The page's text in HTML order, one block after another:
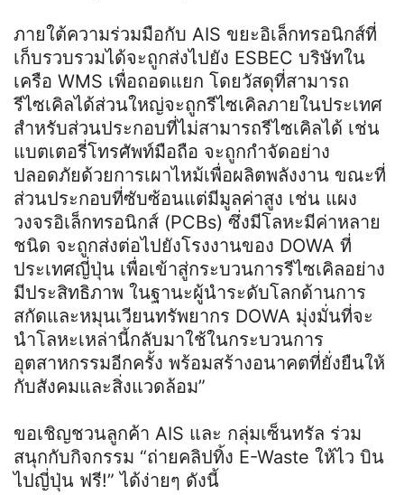
ภายใต้ความร่วมมือกับ AIS ขยะอิเล็กทรอนิกส์ที่
เก็บรวบรวมได้จะถูกส่งไปยัง ESBEC บริษัทใน
เครือ WMS เพื่อถอดแยก โดยวัสดุที่สามารถ
รีไซเคิลได้ส่วนใหญ่จะถูกรีไซเคิลภายในประเทศ
สำหรับส่วนประกอบที่ไม่สามารถรีไซเคิลได้ เช่น
แบตเตอรี่โทรศัพท์มือถือ จะถูกกำจัดอย่าง
ปลอดภัยด้วยการเผาไหม้เพื่อผลิตพลังงาน ขณะที่
ส่วนประกอบที่ซับซ้อนแต่มีมูลค่าสูง เช่น แผง
วงจรอิเล็กทรอนิกส์ (PCBs) ซึ่งมีโลหะมีค่าหลาย
ชนิด จะถูกส่งต่อไปยังโรงงานของ DOWA ที่
ประเทศญี่ปุ่น เพื่อเข้าสู่กระบวนการรีไซเคิลอย่าง
มีประสิทธิภาพ ในฐานะผู้นำระดับโลกด้านการ
สกัดและหมุนเวียนทรัพยากร DOWA มุ่งมั่นที่จะ
นำโลหะเหล่านี้กลับมาใช้ในกระบวนการ
อุตสาหกรรมอีกครั้ง พร้อมสร้างอนาคตที่ยั่งยืนให้
กับสังคมและสิ่งแวดล้อม”
ขอเชิญชวนลูกค้า AIS และ กลุ่มเซ็นทรัล ร่วม
สนุกกับกิจกรรม “ถ่ายคลิปทิ้ง E-Waste ให้ไว บิน
ไปญี่ปุ่น ฟรี!” ได้ง่ายๆ ดังนี้